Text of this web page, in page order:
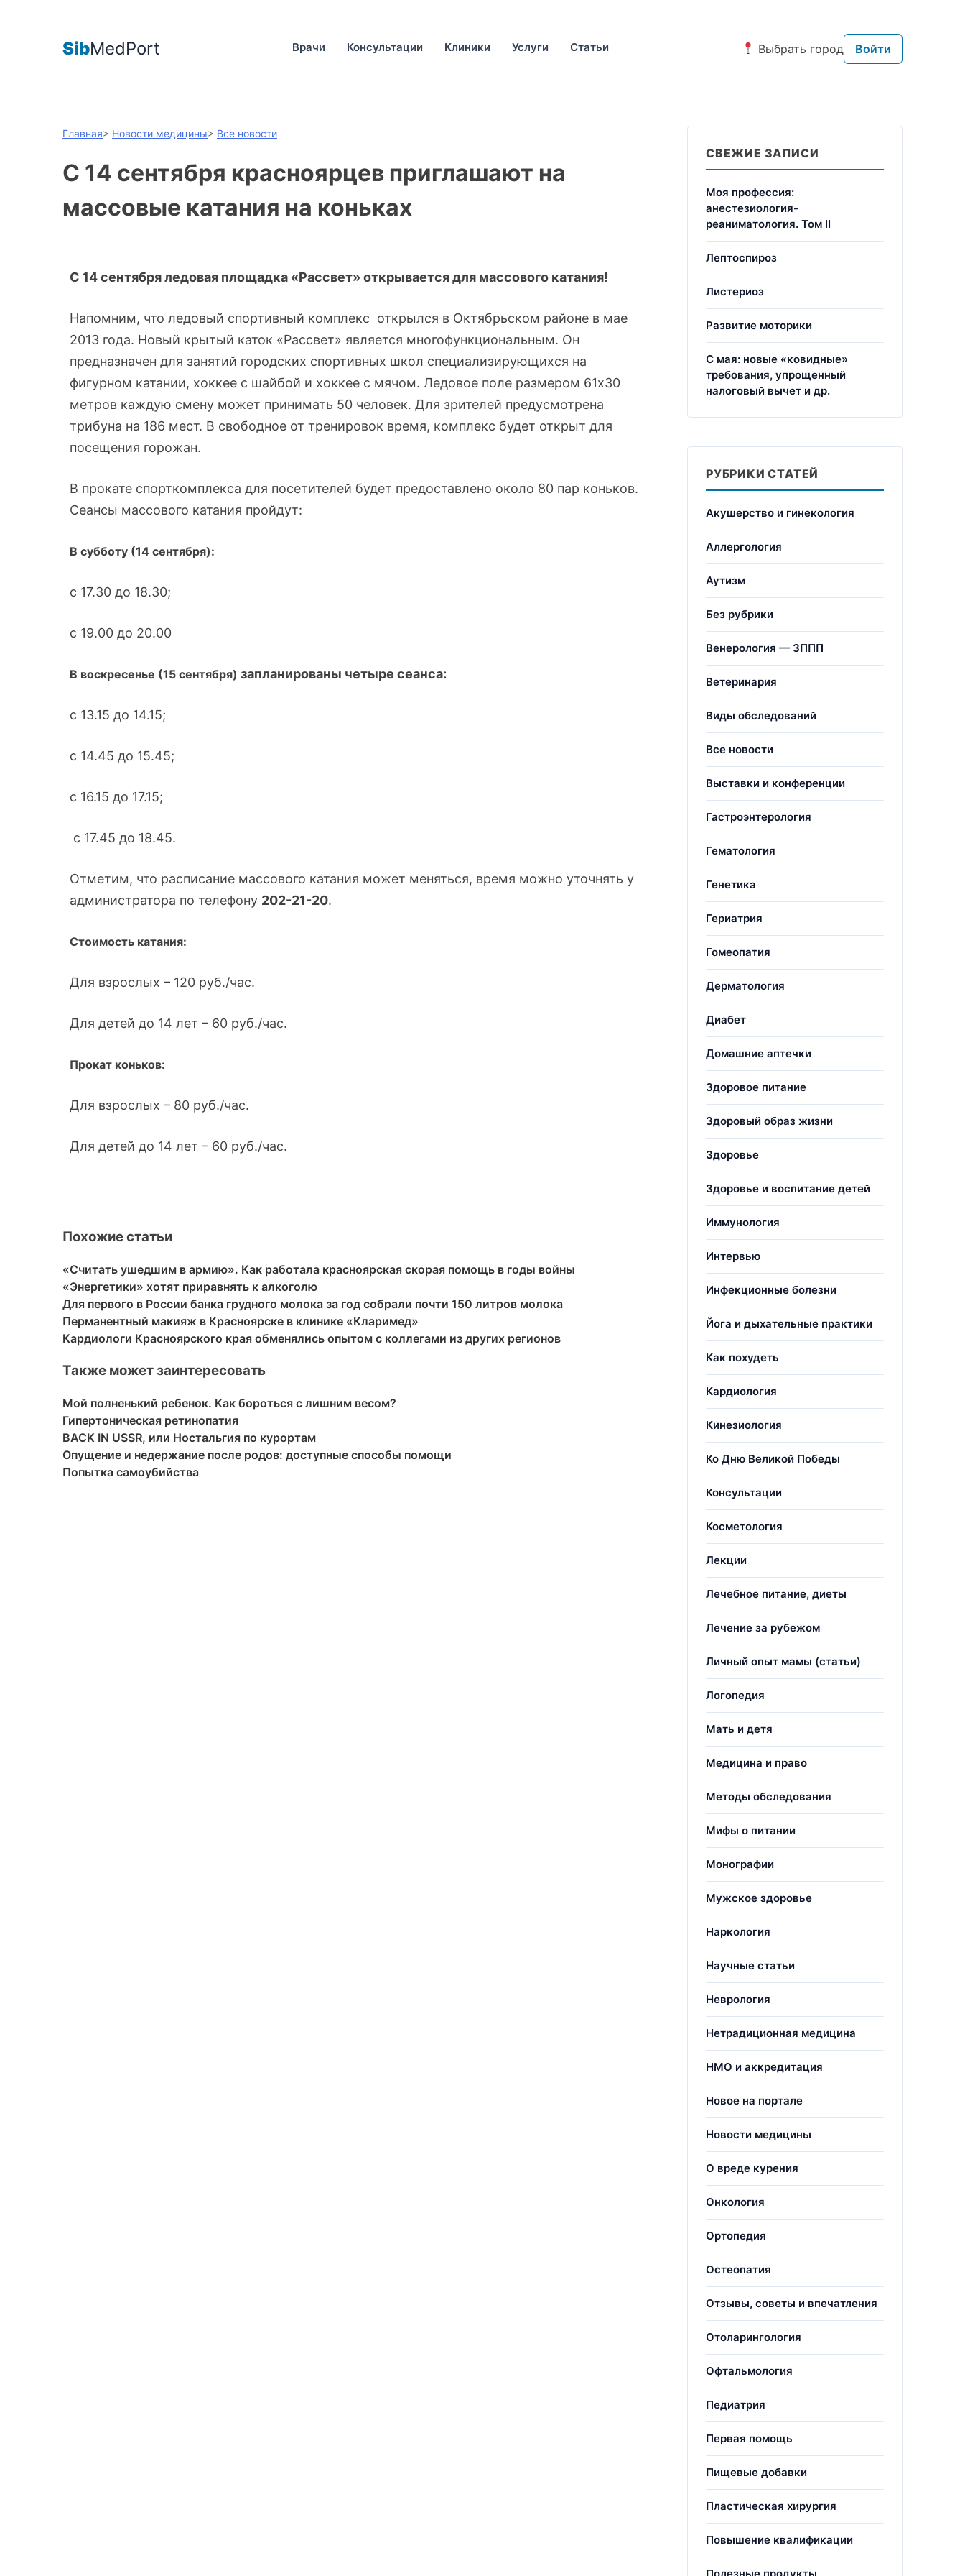
SibMedPort Врачи Консультации Клиники Услуги Статьи Выбрать город Войти
Главная> Новости медицины> Все новости
С 14 сентября красноярцев приглашают на
массовые катания на коньках
С 14 сентября ледовая площадка «Рассвет» открывается для массового катания!
Напомним, что ледовый спортивный комплекс открылся в Октябрьском районе в мае
2013 года. Новый крытый каток «Рассвет» является многофункциональным. Он
предназначен для занятий городских спортивных школ специализирующихся на
фигурном катании, хоккее с шайбой и хоккее с мячом. Ледовое поле размером 61х30
метров каждую смену может принимать 50 человек. Для зрителей предусмотрена
трибуна на 186 мест. В свободное от тренировок время, комплекс будет открыт для
посещения горожан.
В прокате спорткомплекса для посетителей будет предоставлено около 80 пар коньков.
Сеансы массового катания пройдут:
В субботу (14 сентября):
с 17.30 до 18.30;
с 19.00 до 20.00
В воскресенье (15 сентября) запланированы четыре сеанса:
с 13.15 до 14.15;
с 14.45 до 15.45;
с 16.15 до 17.15;
с 17.45 до 18.45.
Отметим, что расписание массового катания может меняться, время можно уточнять у
администратора по телефону 202-21-20.
Стоимость катания:
Для взрослых – 120 руб./час.
Для детей до 14 лет – 60 руб./час.
Прокат коньков:
Для взрослых – 80 руб./час.
Для детей до 14 лет – 60 руб./час.
Похожие статьи
«Считать ушедшим в армию». Как работала красноярская скорая помощь в годы войны
«Энергетики» хотят приравнять к алкоголю
Для первого в России банка грудного молока за год собрали почти 150 литров молока
Перманентный макияж в Красноярске в клинике «Кларимед»
Кардиологи Красноярского края обменялись опытом с коллегами из других регионов
Также может заинтересовать
Мой полненький ребенок. Как бороться с лишним весом?
Гипертоническая ретинопатия
BACK IN USSR, или Ностальгия по курортам
Опущение и недержание после родов: доступные способы помощи
Попытка самоубийства
СВЕЖИЕ ЗАПИСИ
Моя профессия:
анестезиология-
реаниматология. Том II
Лептоспироз
Листериоз
Развитие моторики
С мая: новые «ковидные»
требования, упрощенный
налоговый вычет и др.
РУБРИКИ СТАТЕЙ
Акушерство и гинекология
Аллергология
Аутизм
Без рубрики
Венерология — ЗППП
Ветеринария
Виды обследований
Все новости
Выставки и конференции
Гастроэнтерология
Гематология
Генетика
Гериатрия
Гомеопатия
Дерматология
Диабет
Домашние аптечки
Здоровое питание
Здоровый образ жизни
Здоровье
Здоровье и воспитание детей
Иммунология
Интервью
Инфекционные болезни
Йога и дыхательные практики
Как похудеть
Кардиология
Кинезиология
Ко Дню Великой Победы
Консультации
Косметология
Лекции
Лечебное питание, диеты
Лечение за рубежом
Личный опыт мамы (статьи)
Логопедия
Мать и детя
Медицина и право
Методы обследования
Мифы о питании
Монографии
Мужское здоровье
Наркология
Научные статьи
Неврология
Нетрадиционная медицина
НМО и аккредитация
Новое на портале
Новости медицины
О вреде курения
Онкология
Ортопедия
Остеопатия
Отзывы, советы и впечатления
Отоларингология
Офтальмология
Педиатрия
Первая помощь
Пищевые добавки
Пластическая хирургия
Повышение квалификации